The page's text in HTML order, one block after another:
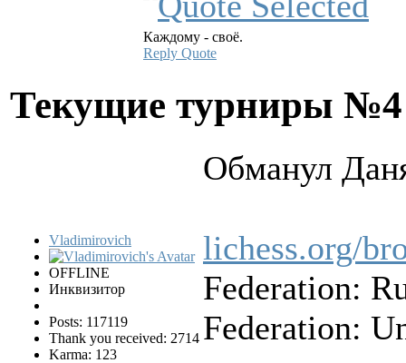
Каждому - своё.
Reply Quote
Текущие турниры
Vladimirovich
OFFLINE
Инквизитор
Posts: 117119
Thank you received: 2714
Karma: 123
Обманул
lichess.org/
Federation:
Federation: